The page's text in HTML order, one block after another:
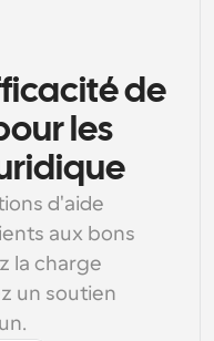
de
les
d'aide
aux bons
la charge
un soutien